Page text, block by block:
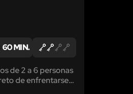
60 MIN.
de 2 a 6 personas
de enfrentarse